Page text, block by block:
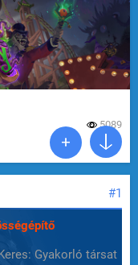
5089
#1
Gyakorló társat